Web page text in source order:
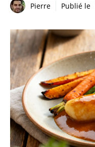
Pierre Publié le